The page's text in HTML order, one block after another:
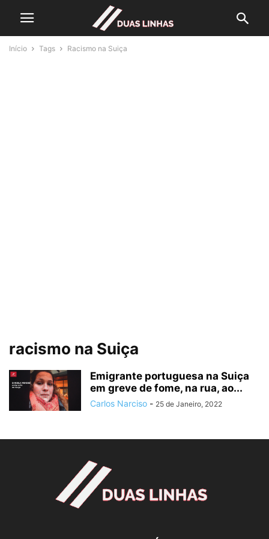
Início Tags Racismo na Suiça
racismo na Suiça
Emigrante portuguesa na Suiça
em greve de fome, na rua, ao...
Carlos Narciso - 25 de Janeiro, 2022